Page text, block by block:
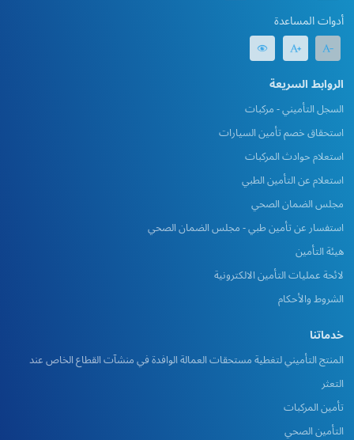
أدوات المساعدة
الروابط السريعة
السجل التأميني - مركبات
استحقاق خصم تأمين السيارات
استعلام حوادث المركبات
استعلام عن التأمين الطبي
مجلس الضمان الصحي
استفسار عن تأمين طبي - مجلس الضمان الصحي
هيئة التأمين
لائحة عمليات التأمين الالكترونية
الشروط والأحكام
خدماتنا
المنتج التأميني لتغطية مستحقات العمالة الوافدة في منشآت القطاع الخاص عند
التعثر
تأمين المركبات
التأمين الصحي